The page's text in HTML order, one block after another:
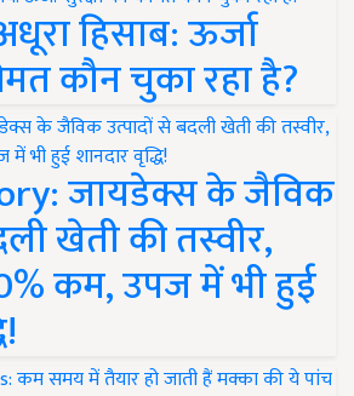
हिसाब: ऊर्जा
कौन चुका रहा है?
जायडेक्स के जैविक
खेती की तस्वीर,
कम, उपज में भी हुई